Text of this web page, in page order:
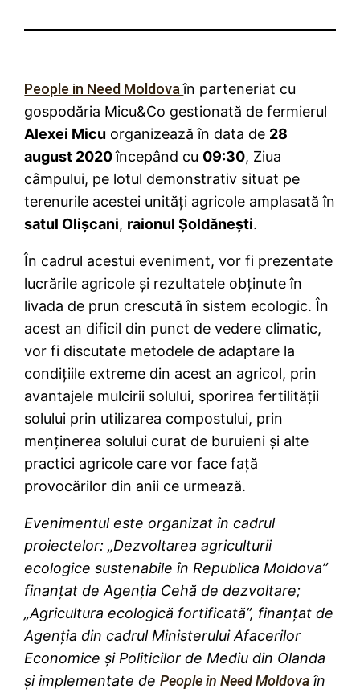
People in Need Moldovaîn parteneriat cu
gospodăria Micu&Co gestionată de fermierul
Alexei Micu organizează în data de 28
august 2020începând cu 09:30, Ziua
câmpului, pe lotul demonstrativ situat pe
terenurile acestei unități agricole amplasată în
satul Olișcani, raionul Șoldănești.
În cadrul acestui eveniment, vor fi prezentate
lucrările agricole și rezultatele obținute în
livada de prun crescută în sistem ecologic. În
acest an dificil din punct de vedere climatic,
vor fi discutate metodele de adaptare la
condițiile extreme din acest an agricol, prin
avantajele mulcirii solului, sporirea fertilității
solului prin utilizarea compostului, prin
menținerea solului curat de buruieni și alte
practici agricole care vor face față
provocărilor din anii ce urmează.
Evenimentul este organizat în cadrul
proiectelor: „Dezvoltarea agriculturii
ecologice sustenabile în Republica Moldova”
finanțat de Agenția Cehă de dezvoltare;
„Agricultura ecologică fortificată”, finanțat de
Agenția din cadrul Ministerului Afacerilor
Economice și Politicilor de Mediu din Olanda
și implementate dePeople in Need Moldova în